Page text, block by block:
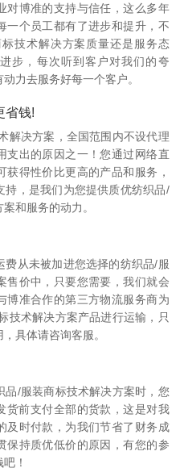
对博准的支持与信任，这么多年
一个员工都有了进步和提升，不
技术解决方案质量还是服务态
步，每次听到客户对我们的夸
力去服务好每一个客户。
省钱!
解决方案，全国范围内不设代理
支出的原因之一！您通过网络直
获得性价比更高的产品和服务，
持，是我们为您提供质优纺织品/
和服务的动力。
费从未被加进您选择的纺织品/服
售价中，只要您需要，我们就会
博准合作的第三方物流服务商为
技术解决方案产品进行运输，只
具体请咨询客服。
品/服装商标技术解决方案时，您
货前支付全部的货款，这是对我
及时付款，为我们节省了财务成
保持质优低价的原因，有您的参
！